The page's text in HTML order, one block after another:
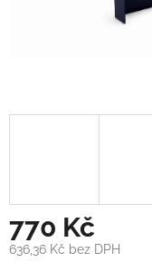
770 Kč
636,36 Kč bez DPH